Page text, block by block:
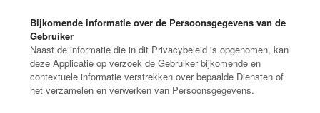
Bijkomende informatie over de Persoonsgegevens van de
Gebruiker
Naast de informatie die in dit Privacybeleid is opgenomen, kan
deze Applicatie op verzoek de Gebruiker bijkomende en
contextuele informatie verstrekken over bepaalde Diensten of
het verzamelen en verwerken van Persoonsgegevens.